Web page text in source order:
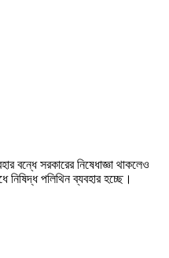
বন্ধে সরকারের নিষেধাজ্ঞা থাকলেও
নিষিদ্ধ পলিথিন ব্যবহার হচ্ছে।